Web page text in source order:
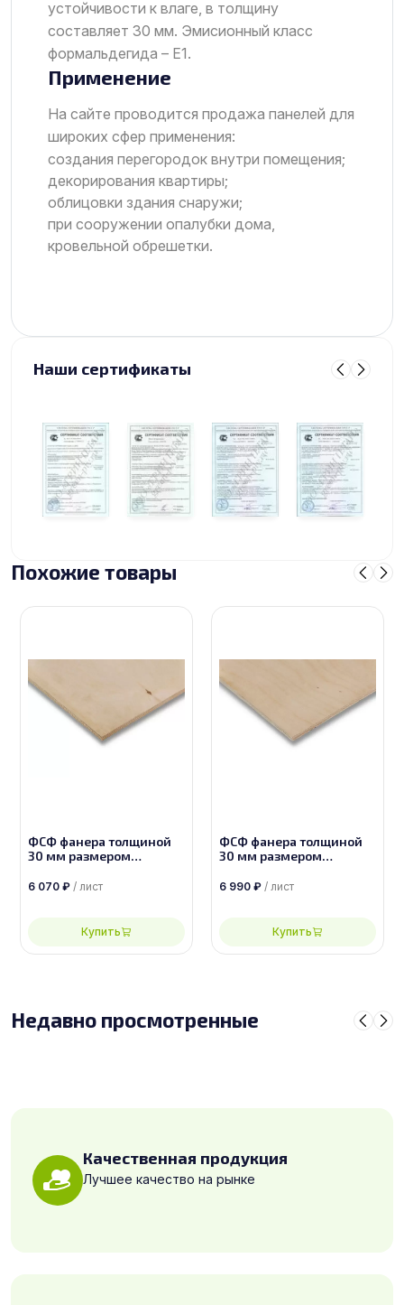
устойчивости к влаге, в толщину
составляет 30 мм. Эмисионный класс
формальдегида – Е1.
Применение
На сайте проводится продажа панелей для
широких сфер применения:
создания перегородок внутри помещения;
декорирования квартиры;
облицовки здания снаружи;
при сооружении опалубки дома,
кровельной обрешетки.
Наши сертификаты
Похожие товары
ФСФ фанера толщиной
30 мм размером
6 070 ₽ / лист
Купить
ФСФ фанера толщиной
30 мм размером
6 990 ₽ / лист
Купить
Недавно просмотренные
Качественная продукция
Лучшее качество на рынке